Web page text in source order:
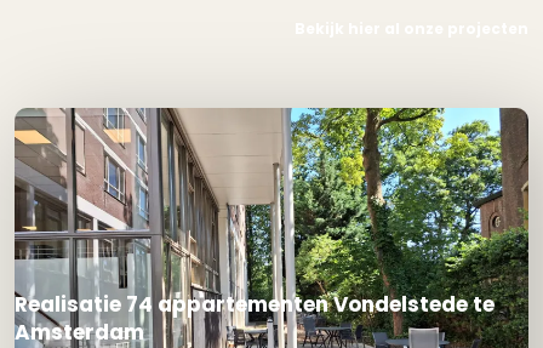
Realisatie 74 appartementen Vondelstede te
Amsterdam